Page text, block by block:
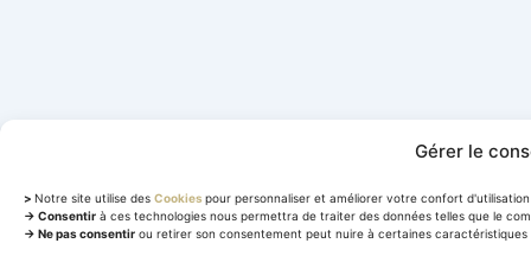
Gérer le
> Notre site utilise des Cookies pour personnaliser et améliorer votre confort d'utilisation
→ Consentir à ces technologies nous permettra de traiter des données telles que le
→ Ne pas consentir ou retirer son consentement peut nuire à certaines